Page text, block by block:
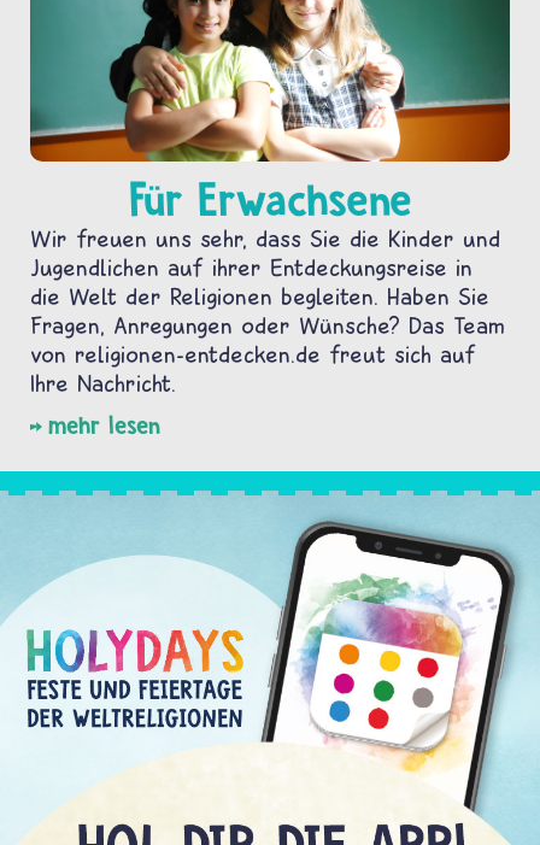
Für Erwachsene
Wir freuen uns sehr, dass Sie die Kinder und
Jugendlichen auf ihrer Entdeckungsreise in
die Welt der Religionen begleiten. Haben Sie
Fragen, Anregungen oder Wünsche? Das Team
von religionen-entdecken.de freut sich auf
Ihre Nachricht.
mehr lesen